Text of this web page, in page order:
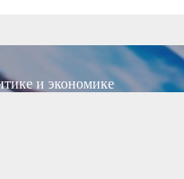
и экономике